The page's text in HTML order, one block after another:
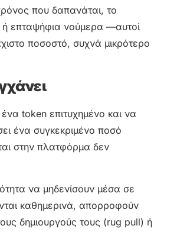
που δαπανάται, το
ή επταψήφια νούμερα —αυτοί
ποσοστό, συχνά μικρότερο
token επιτυχημένο και να
ένα συγκεκριμένο ποσό
στην πλατφόρμα δεν
να μηδενίσουν μέσα σε
καθημερινά, απορροφούν
δημιουργούς τους (rug pull) ή